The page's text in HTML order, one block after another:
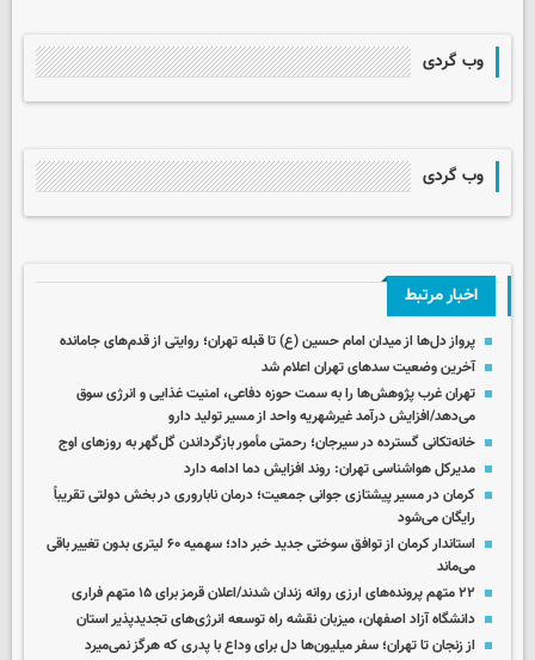
وب گردی
وب گردی
اخبار مرتبط
پرواز دل‌ها از میدان امام حسین (ع) تا قبله تهران؛ روایتی از قدم‌های جامانده
آخرین وضعیت سدهای تهران اعلام شد
تهران غرب پژوهش‌ها را به سمت حوزه دفاعی، امنیت غذایی و انرژی سوق
می‌دهد/افزایش درآمد غیرشهریه واحد از مسیر تولید دارو
خانه‌تکانی گسترده در سیرجان؛ رحمتی مأمور بازگرداندن گل‌گهر به روزهای اوج
مدیرکل هواشناسی تهران: روند افزایش دما ادامه دارد
کرمان در مسیر پیشتازی جوانی جمعیت؛ درمان ناباروری در بخش دولتی تقریباً
رایگان می‌شود
استاندار کرمان از توافق سوختی جدید خبر داد؛ سهمیه ۶۰ لیتری بدون تغییر باقی
می‌ماند
۲۲ متهم پرونده‌های ارزی روانه زندان شدند/اعلان قرمز برای ۱۵ متهم فراری
دانشگاه آزاد اصفهان، میزبان نقشه راه توسعه انرژی‌های تجدیدپذیر استان
از زنجان تا تهران؛ سفر میلیون‌ها دل برای وداع با پدری که هرگز نمی‌میرد